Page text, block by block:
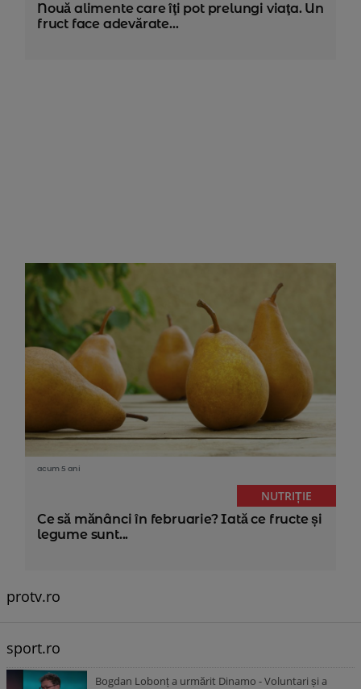
Nouă alimente care îţi pot prelungi viaţa. Un
fruct face adevărate...
acum 5 ani
NUTRIȚIE
Ce să mănânci în februarie? Iată ce fructe și
legume sunt...
protv.ro
sport.ro
Bogdan Lobonț a urmărit Dinamo - Voluntari și a